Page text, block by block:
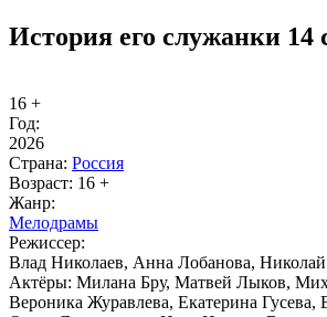
История его служанки 14
16 +
Год:
2026
Стра­на: Рос­сия
Воз­раст: 16 +
Жанр:
Ме­ло­дра­мы
Ре­жис­сер:
Влад Николаев, Анна Лобанова,
Ак­тё­ры: Милана Бру, Матвей Лыков,
Вероника Журавлева, Екатерина Гусева,